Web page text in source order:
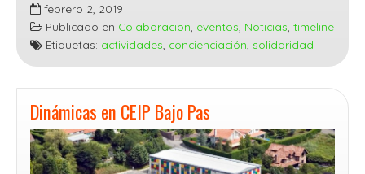
«Mi
Amigo
y
Yo»
febrero 2, 2019
Publicado en Colaboracion eventos Noticias timeline
Etiquetas: actividades concienciación solidaridad
Dinámicas en CEIP Bajo Pas